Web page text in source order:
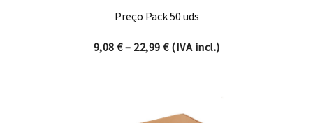
Preço Pack 50 uds
9,08 €– 22,99 €Price range: 9,08 € through
(IVA incl.)